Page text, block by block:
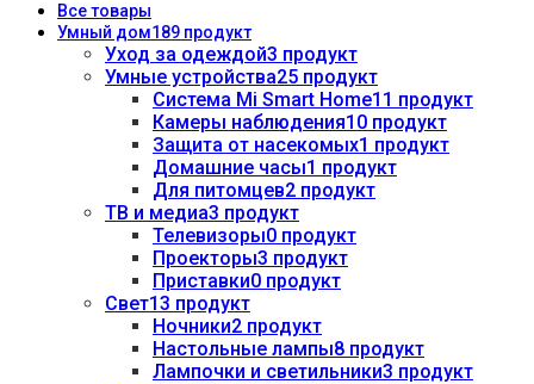
Всетовары
Умный дом189 продукт
Уход за одеждой3 продукт
Умные устройства25 продукт
Система Mi Smart Home11 продукт
Камеры наблюдения10 продукт
Защита от насекомых1 продукт
Домашние часы1 продукт
Для питомцев2 продукт
ТВ и медиа3 продукт
Телевизоры0 продукт
Проекторы3 продукт
Приставки0 продукт
Свет13 продукт
Ночники2 продукт
Настольные лампы8 продукт
Лампочки и светильники3 продукт